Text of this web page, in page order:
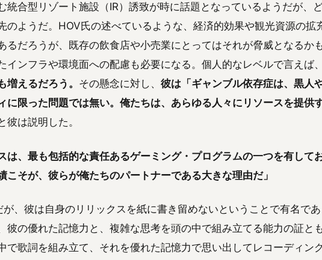
統合型リゾート施設（IR）誘致が時に話題となっているようだが、
のようだ。HOV氏の述べているような、経済的効果や観光資源の拡
るだろうが、既存の飲食店や小売業にとってはそれが脅威となるか
インフラや環境面への配慮も必要になる。個人的なレベルで言えば、
増えるだろう。 その懸念に対し、 彼は「ギャンブル依存症は、黒人
に限った問題では無い。俺たちは、あらゆる人々にリソースを提供
彼は説明した。
は、最も包括的な責任あるゲーミング・プログラムの一つを有してお
こそが、彼らが俺たちのパートナーである大きな理由だ」
、彼は自身のリリックスを紙に書き留めないということで有名であ
彼の優れた記憶力と、複雑な思考を頭の中で組み立てる能力の証と
で歌詞を組み立て、それを優れた記憶力で思い出してレコーディン